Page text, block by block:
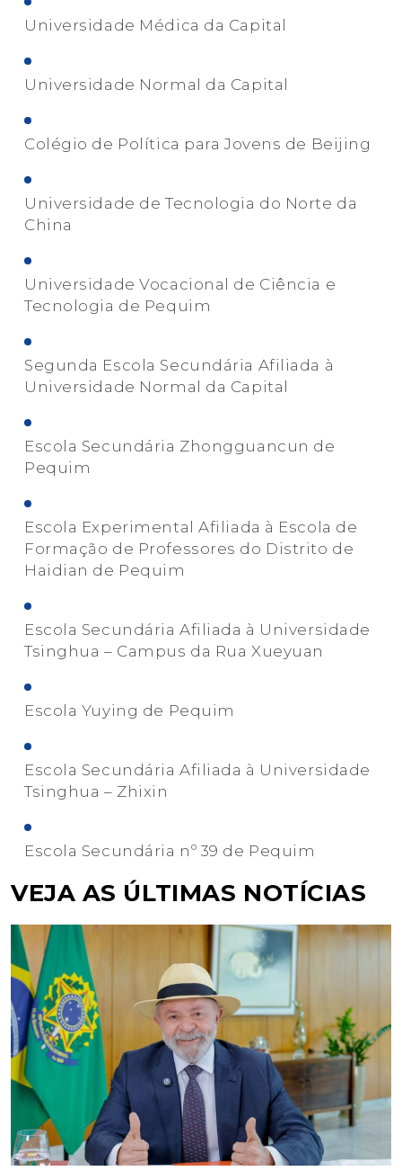
Universidade Médica da Capital
Universidade Normal da Capital
Colégio de Política para Jovens de Beijing
Universidade de Tecnologia do Norte da
China
Universidade Vocacional de Ciência e
Tecnologia de Pequim
Segunda Escola Secundária Afiliada à
Universidade Normal da Capital
Escola Secundária Zhongguancun de
Pequim
Escola Experimental Afiliada à Escola de
Formação de Professores do Distrito de
Haidian de Pequim
Escola Secundária Afiliada à Universidade
Tsinghua – Campus da Rua Xueyuan
Escola Yuying de Pequim
Escola Secundária Afiliada à Universidade
Tsinghua – Zhixin
Escola Secundária nº 39 de Pequim
VEJA AS ÚLTIMAS NOTÍCIAS